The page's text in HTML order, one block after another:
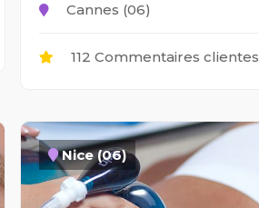
Cannes (06)
112 Commentaires clientes
Nice (06)